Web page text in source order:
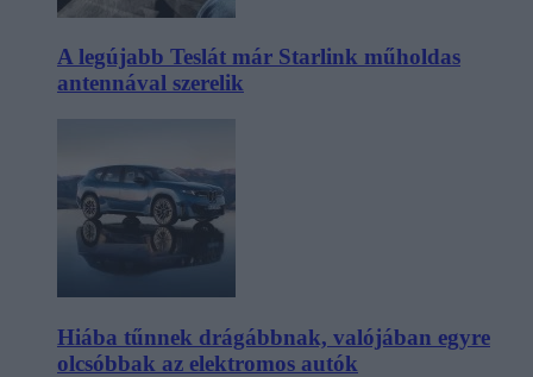
A legújabb Teslát már Starlink műholdas
antennával szerelik
Hiába tűnnek drágábbnak, valójában egyre
olcsóbbak az elektromos autók